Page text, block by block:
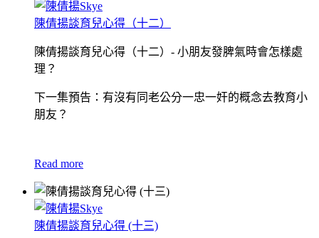
陳倩揚談育兒心得（十二）
陳倩揚談育兒心得（十二）- 小朋友發脾氣時會怎樣處
理？
下一集預告：有沒有同老公分一忠一奸的概念去教育小
朋友？
Read more
陳倩揚談育兒心得 (十三)